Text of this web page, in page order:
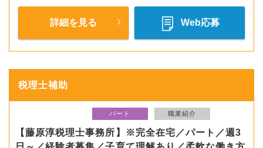
詳細を見る Web応募
税理士補助
パート 職業紹介
【藤原淳税理士事務所】※完全在宅／パート／週3